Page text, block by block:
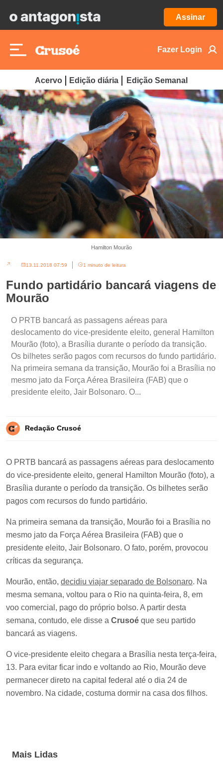
Assinar
Fazer Login
Acervo Edição diária Edição Semanal
Hamilton Mourão
13.11.2018 07:59 1 minuto de leitura
Fundo partidário bancará viagens de
Mourão
O PRTB bancará as passagens aéreas para
deslocamento do vice-presidente eleito, general Hamilton
Mourão (foto), a Brasília durante o período da transição.
Os bilhetes serão pagos com recursos do fundo partidário.
Na primeira semana da transição, Mourão foi a Brasília no
mesmo jato da Força Aérea Brasileira (FAB) que o
presidente eleito, Jair Bolsonaro. O...
Redação Crusoé
O PRTB bancará as passagens aéreas para deslocamento
do vice-presidente eleito, general Hamilton Mourão (foto), a
Brasília durante o período da transição. Os bilhetes serão
pagos com recursos do fundo partidário.
Na primeira semana da transição, Mourão foi a Brasília no
mesmo jato da Força Aérea Brasileira (FAB) que o
presidente eleito, Jair Bolsonaro. O fato, porém, provocou
críticas da segurança.
Mourão, então, decidiu viajar separado de Bolsonaro. Na
mesma semana, voltou para o Rio na quinta-feira, 8, em
voo comercial, pago do próprio bolso. A partir desta
semana, contudo, ele disse a Crusoé que seu partido
bancará as viagens.
O vice-presidente eleito chegara a Brasília nesta terça-feira,
13. Para evitar ficar indo e voltando ao Rio, Mourão deve
permanecer direto na capital federal até o dia 24 de
novembro. Na cidade, costuma dormir na casa dos filhos.
Mais Lidas